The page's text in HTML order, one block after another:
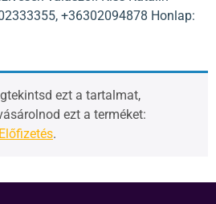
+36302094878 Honlap:
ezt a tartalmat,
ezt a terméket:
.